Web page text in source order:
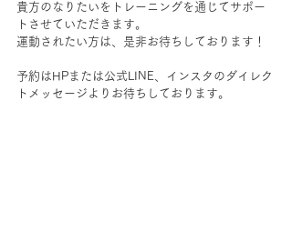
貴方のなりたいをトレーニングを通じてサポー
トさせていただきます。
運動されたい方は、是非お待ちしております！
予約はHPまたは公式LINE、インスタのダイレク
トメッセージよりお待ちしております。